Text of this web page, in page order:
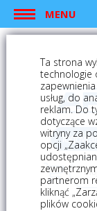
MENU
Ta strona
technologie
usług, do
reklam. Do
dotyczące
witryny za
opcji
partnerom
kliknąć
plików